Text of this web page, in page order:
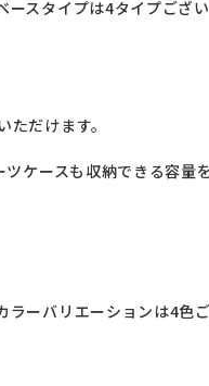
スタイプは4タイプござ
だけます。
ケースも収納できる容
ーバリエーションは4色